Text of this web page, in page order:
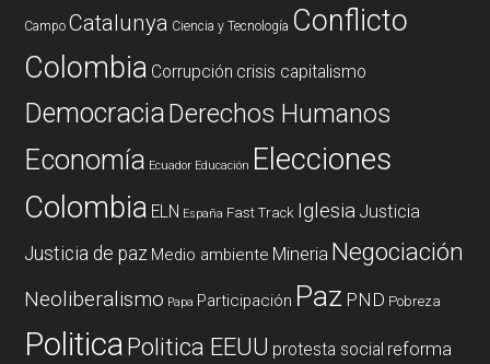
Campo Catalunya Ciencia y Tecnología Conflicto
Colombia Corrupción crisis capitalismo
DemocraciaDerechos Humanos
Economía Ecuador Educación Elecciones
Colombia ELN España Fast Track Iglesia Justicia
Justicia de paz Medio ambiente Mineria Negociación
Neoliberalismo Papa Participación Paz PND Pobreza
PoliticaPolitica EEUU protesta social reforma